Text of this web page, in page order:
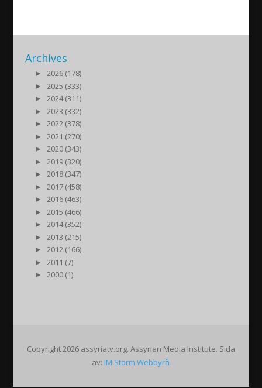
Archives
►
2026 (178)
►
2025 (333)
►
2024 (311)
►
2023 (332)
►
2022 (378)
►
2021 (270)
►
2020 (343)
►
2019 (320)
►
2018 (347)
►
2017 (458)
►
2016 (463)
►
2015 (466)
►
2014 (352)
►
2013 (215)
►
2012 (166)
►
2011 (7)
►
2000 (1)
Copyright 2026 assyriatv.org. Assyrian Media Institute. Sida
av: IM Storm Webbyrå